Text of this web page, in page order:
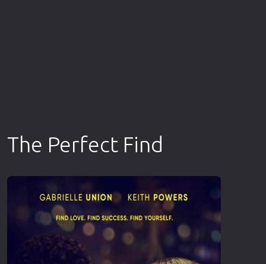
The Perfect Find